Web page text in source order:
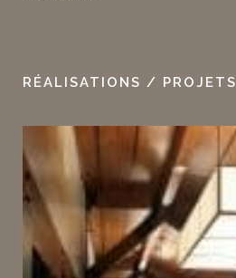
RÉALISATIONS / PROJETS